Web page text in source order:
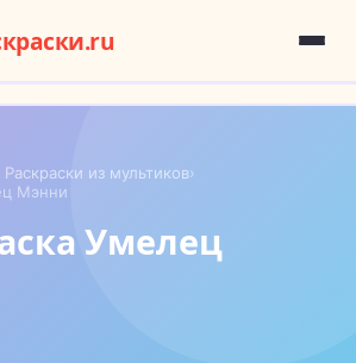
Раскраски из мультиков›
Мэнни
Умелец